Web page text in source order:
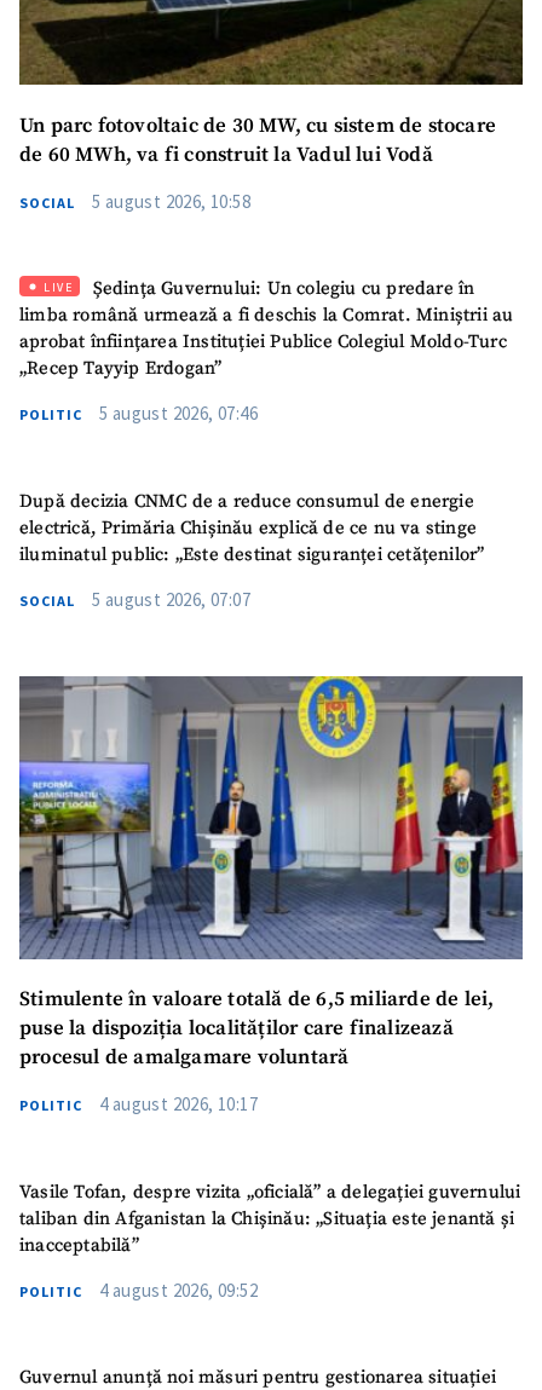
SUSȚINE
Un parc fotovoltaic de 30 MW, cu sistem de stocare
de 60 MWh, va fi construit la Vadul lui Vodă
SOCIAL 5 august 2026, 10:58
LIVE
Ședința Guvernului: Un colegiu cu predare în
limba română urmează a fi deschis la Comrat. Miniștrii au
aprobat înființarea Instituției Publice Colegiul Moldo-Turc
„Recep Tayyip Erdogan”
POLITIC 5 august 2026, 07:46
După decizia CNMC de a reduce consumul de energie
electrică, Primăria Chișinău explică de ce nu va stinge
iluminatul public: „Este destinat siguranței cetățenilor”
SOCIAL 5 august 2026, 07:07
Stimulente în valoare totală de 6,5 miliarde de lei,
puse la dispoziția localităților care finalizează
procesul de amalgamare voluntară
POLITIC 4 august 2026, 10:17
Vasile Tofan, despre vizita „oficială” a delegației guvernului
taliban din Afganistan la Chișinău: „Situația este jenantă și
inacceptabilă”
POLITIC 4 august 2026, 09:52
Guvernul anunță noi măsuri pentru gestionarea situației
Mesajul știrei
+ Mesajul știrei
CONTACT SURSĂ
Email+ Emailul meu
Telefon
+ Telefon personal
TRIMITE ȘTIREA